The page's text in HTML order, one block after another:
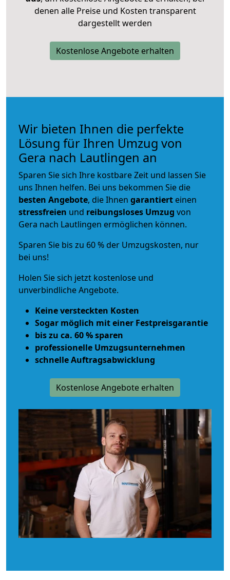
denen alle Preise und Kosten transparent
dargestellt werden
Kostenlose Angebote erhalten
Wir bieten Ihnen die perfekte
Lösung für Ihren Umzug von
Gera nach Lautlingen an
Sparen Sie sich Ihre kostbare Zeit und lassen Sie
uns Ihnen helfen. Bei uns bekommen Sie die
besten Angebote, die Ihnen garantiert einen
stressfreien und reibungsloses Umzug von
Gera nach Lautlingen ermöglichen können.
Sparen Sie bis zu 60 % der Umzugskosten, nur
bei uns!
Holen Sie sich jetzt kostenlose und
unverbindliche Angebote.
Keine versteckten Kosten
Sogar möglich mit einer Festpreisgarantie
bis zu ca. 60 % sparen
professionelle Umzugsunternehmen
schnelle Auftragsabwicklung
Kostenlose Angebote erhalten